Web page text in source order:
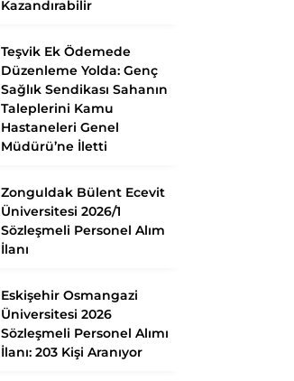
Kazandırabilir
Teşvik Ek Ödemede
Düzenleme Yolda: Genç
Sağlık Sendikası Sahanın
Taleplerini Kamu
Hastaneleri Genel
Müdürü’ne İletti
Zonguldak Bülent Ecevit
Üniversitesi 2026/1
Sözleşmeli Personel Alım
İlanı
Eskişehir Osmangazi
Üniversitesi 2026
Sözleşmeli Personel Alımı
İlanı: 203 Kişi Aranıyor